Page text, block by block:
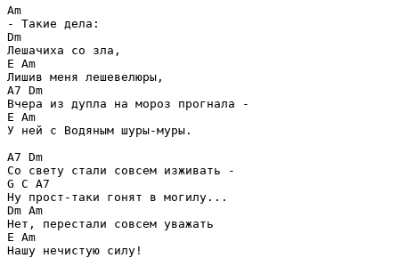
Am
- Такие дела:
Dm
Лешачиха со зла,
E Am
Лишив меня лешевелюры,
A7 Dm
Вчера из дупла на мороз прогнала -
E Am
У ней с Водяным шуры-муры.
A7 Dm
Со свету стали совсем изживать -
G C A7
Ну прост-таки гонят в могилу...
Dm Am
Нет, перестали совсем уважать
E Am
Нашу нечистую силу!